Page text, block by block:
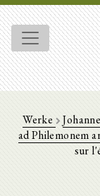
Werke
ad Philemonem
sur